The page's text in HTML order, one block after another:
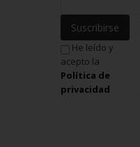
Suscribirse
He leído y
acepto la
Política de
privacidad